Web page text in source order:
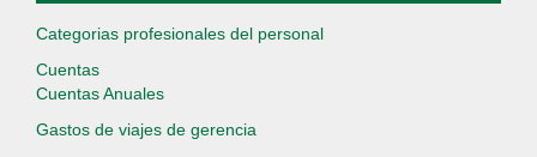
Categorias profesionales del personal
Cuentas
Cuentas Anuales
Gastos de viajes de gerencia